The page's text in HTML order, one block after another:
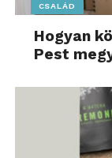
CSALÁD
Hogyan
Pest